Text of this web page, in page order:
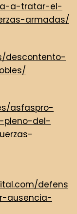
a-tratar-el-
armadas/
descontento-
asfaspro-
del-
defens
ausencia-